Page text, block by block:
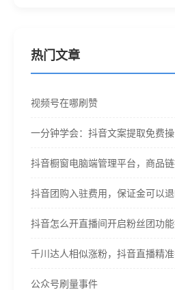
热门文章
视频号在哪刷赞
一分钟学会：抖音文案提取免费
抖音橱窗电脑端管理平台，商品
抖音团购入驻费用，保证金可以
抖音怎么开直播间开启粉丝团功
千川达人相似涨粉，抖音直播精
公众号刷量事件